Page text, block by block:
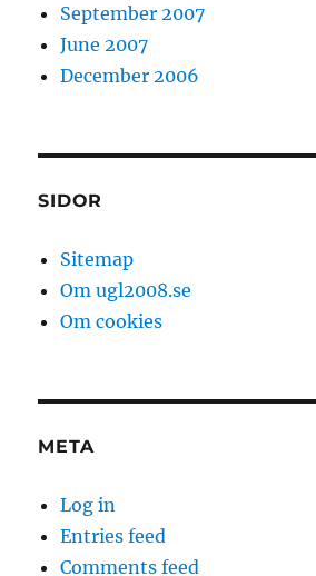
September 2007
June 2007
December 2006
SIDOR
Sitemap
Om ugl2008.se
Om cookies
META
Log in
Entries feed
Comments feed